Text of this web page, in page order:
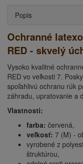
Popis
Ochranné
RED - skvelý
Vysoko kvalitné
RED vo veľkosti 7.
spoľahlivú ochranu rúk
záhradu, upratovanie a
Vlastnosti:
farba: červená,
veľkosť: 7 (M) -
vyrobené z
štruktúrou,